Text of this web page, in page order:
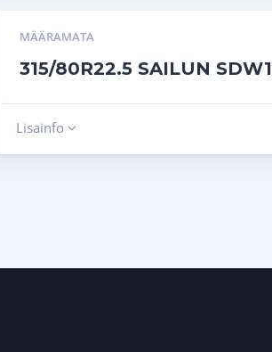
MÄÄRAMATA
315/80R22.5 SAILUN SDW1
Lisainfo